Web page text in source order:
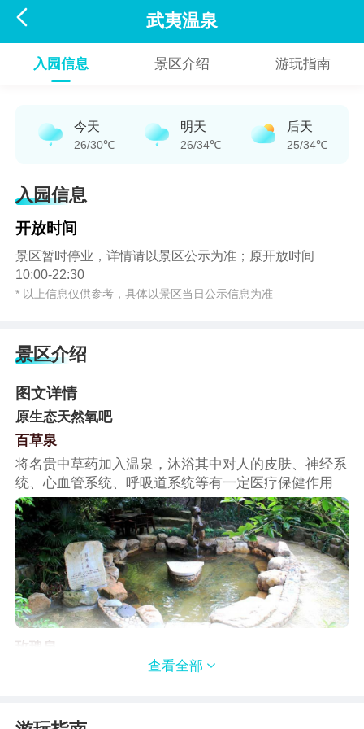
 武夷温泉
入园信息 景区介绍 游玩指南
今天
26/30℃
明天
26/34℃
后天
25/34℃
入园信息
开放时间
景区暂时停业，详情请以景区公示为准；原开放时间
10:00-22:30
* 以上信息仅供参考，具体以景区当日公示信息为准
景区介绍
图文详情
原生态天然氧吧
百草泉
将名贵中草药加入温泉，沐浴其中对人的皮肤、神经系
统、心血管系统、呼吸道系统等有一定医疗保健作用
舒缓身心，滋养皮肤，使皮肤更加细嫩美白有光泽。
查看全部 